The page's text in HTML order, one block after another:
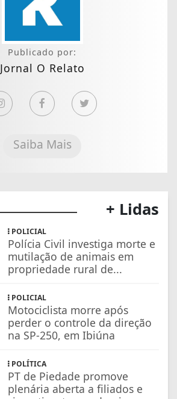
Publicado por:
Jornal O Relato
Saiba Mais
+ Lidas
POLICIAL
Polícia Civil investiga morte e
mutilação de animais em
propriedade rural de...
POLICIAL
Motociclista morre após
perder o controle da direção
na SP-250, em Ibiúna
POLÍTICA
PT de Piedade promove
plenária aberta a filiados e